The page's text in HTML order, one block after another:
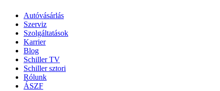
Autóvásárlás
Szerviz
Szolgáltatások
Karrier
Blog
Schiller TV
Schiller sztori
Rólunk
ÁSZF